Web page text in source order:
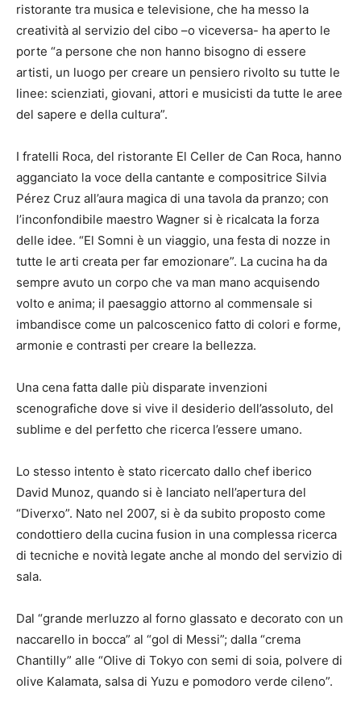
ristorante tra musica e televisione, che ha messo la
creatività al servizio del cibo –o viceversa- ha aperto le
porte “a persone che non hanno bisogno di essere
artisti, un luogo per creare un pensiero rivolto su tutte le
linee: scienziati, giovani, attori e musicisti da tutte le aree
del sapere e della cultura”.
I fratelli Roca, del ristorante El Celler de Can Roca, hanno
agganciato la voce della cantante e compositrice Silvia
Pérez Cruz all’aura magica di una tavola da pranzo; con
l’inconfondibile maestro Wagner si è ricalcata la forza
delle idee. “El Somni è un viaggio, una festa di nozze in
tutte le arti creata per far emozionare”. La cucina ha da
sempre avuto un corpo che va man mano acquisendo
volto e anima; il paesaggio attorno al commensale si
imbandisce come un palcoscenico fatto di colori e forme,
armonie e contrasti per creare la bellezza.
Una cena fatta dalle più disparate invenzioni
scenografiche dove si vive il desiderio dell’assoluto, del
sublime e del perfetto che ricerca l’essere umano.
Lo stesso intento è stato ricercato dallo chef iberico
David Munoz, quando si è lanciato nell’apertura del
“Diverxo”. Nato nel 2007, si è da subito proposto come
condottiero della cucina fusion in una complessa ricerca
di tecniche e novità legate anche al mondo del servizio di
sala.
Dal “grande merluzzo al forno glassato e decorato con un
naccarello in bocca” al “gol di Messi”; dalla “crema
Chantilly” alle “Olive di Tokyo con semi di soia, polvere di
olive Kalamata, salsa di Yuzu e pomodoro verde cileno”.